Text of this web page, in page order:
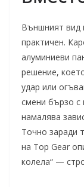
Външният вид
практичен.
алуминиеви
решение,
удар или
смени бързо с
намалява
Точно заради
на Top Gear
колела“ —